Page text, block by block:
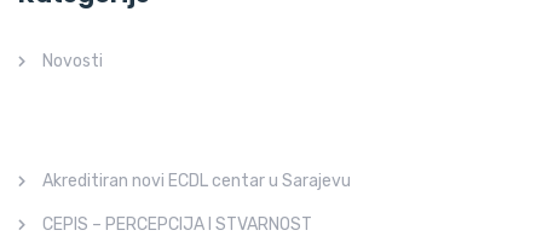
Novosti
Akreditiran novi ECDL centar u Sarajevu
CEPIS – PERCEPCIJA I STVARNOST